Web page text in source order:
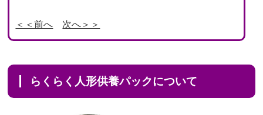
＜＜前へ 次へ＞＞
らくらく人形供養パックについて